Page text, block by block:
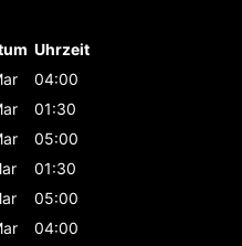
Uhrzeit
04:00
01:30
05:00
01:30
05:00
04:00